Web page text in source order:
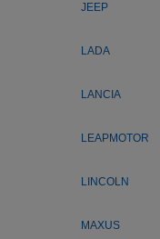
JEEP
LADA
LANCIA
LEAPMOTOR
LINCOLN
MAXUS